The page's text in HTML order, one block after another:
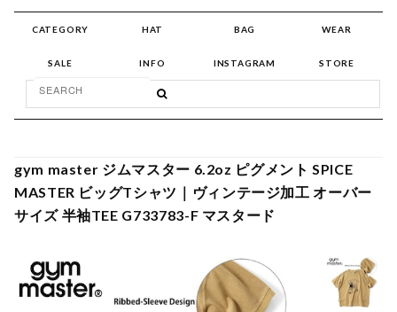
CATEGORY HAT BAG WEAR
SALE INFO INSTAGRAM STORE
gym master ジムマスター 6.2oz ピグメント SPICE
MASTER ビッグTシャツ｜ヴィンテージ加工 オーバー
サイズ 半袖TEE G733783-F マスタード